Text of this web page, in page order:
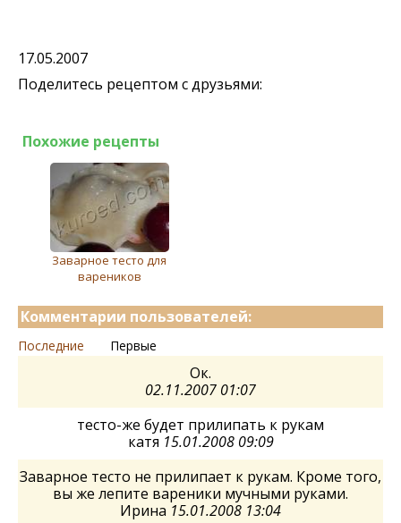
17.05.2007
Поделитесь рецептом с друзьями:
Похожие рецепты
Заварноe тeсто для
варeников
Комментарии пользователей:
Последние Первые
Ок.
02.11.2007 01:07
тесто-же будет прилипать к рукам
катя 15.01.2008 09:09
Заварное тесто не прилипает к рукам. Кроме того,
вы же лепите вареники мучными руками.
Ирина 15.01.2008 13:04